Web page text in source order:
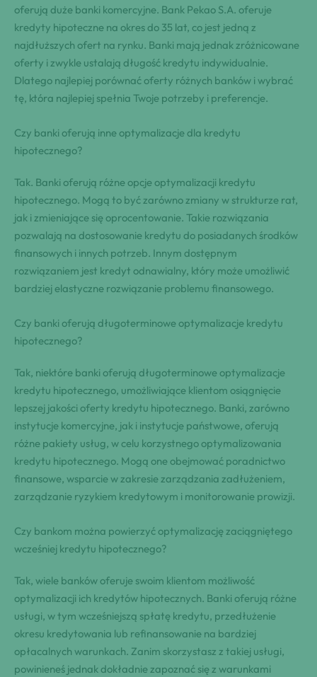
oferują duże banki komercyjne. Bank Pekao S.A. oferuje
kredyty hipoteczne na okres do 35 lat, co jest jedną z
najdłuższych ofert na rynku. Banki mają jednak zróżnicowane
oferty i zwykle ustalają długość kredytu indywidualnie.
Dlatego najlepiej porównać oferty różnych banków i wybrać
tę, która najlepiej spełnia Twoje potrzeby i preferencje.
Czy banki oferują inne optymalizacje dla kredytu
hipotecznego?
Tak. Banki oferują różne opcje optymalizacji kredytu
hipotecznego. Mogą to być zarówno zmiany w strukturze rat,
jak i zmieniające się oprocentowanie. Takie rozwiązania
pozwalają na dostosowanie kredytu do posiadanych środków
finansowych i innych potrzeb. Innym dostępnym
rozwiązaniem jest kredyt odnawialny, który może umożliwić
bardziej elastyczne rozwiązanie problemu finansowego.
Czy banki oferują długoterminowe optymalizacje kredytu
hipotecznego?
Tak, niektóre banki oferują długoterminowe optymalizacje
kredytu hipotecznego, umożliwiające klientom osiągnięcie
lepszej jakości oferty kredytu hipotecznego. Banki, zarówno
instytucje komercyjne, jak i instytucje państwowe, oferują
różne pakiety usług, w celu korzystnego optymalizowania
kredytu hipotecznego. Mogą one obejmować poradnictwo
finansowe, wsparcie w zakresie zarządzania zadłużeniem,
zarządzanie ryzykiem kredytowym i monitorowanie prowizji.
Czy bankom można powierzyć optymalizację zaciągniętego
wcześniej kredytu hipotecznego?
Tak, wiele banków oferuje swoim klientom możliwość
optymalizacji ich kredytów hipotecznych. Banki oferują różne
usługi, w tym wcześniejszą spłatę kredytu, przedłużenie
okresu kredytowania lub refinansowanie na bardziej
opłacalnych warunkach. Zanim skorzystasz z takiej usługi,
powinieneś jednak dokładnie zapoznać się z warunkami